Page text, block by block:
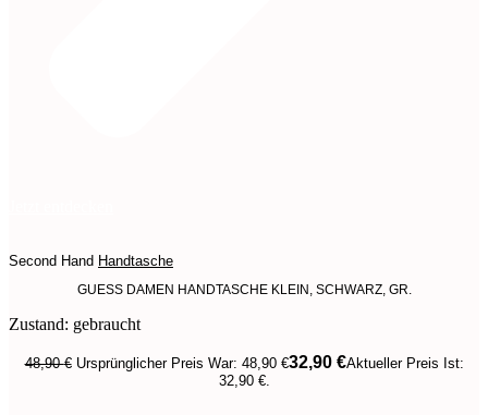
Second Hand Handtasche
GUESS DAMEN HANDTASCHE KLEIN, SCHWARZ, GR.
Zustand: gebraucht
48,90€ Ursprünglicher Preis War: 48,90 €32,90 €Aktueller Preis Ist:
32,90 €.